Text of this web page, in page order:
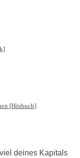
[Hörbuch]
deines Kapitals